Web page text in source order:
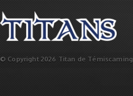
© Copyright 2026 Titan de Témiscaming.